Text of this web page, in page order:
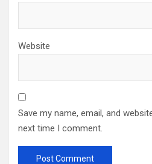
Website
Save my name, email, and
next time I comment.